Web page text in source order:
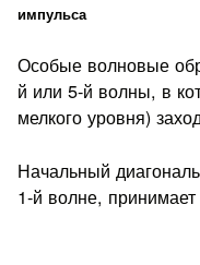
импульса
Особые волновые
й или 5-й волны, в
мелкого уровня)
Начальный
1-й волне,